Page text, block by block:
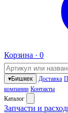
Корзина · 0
▾Бишкек Доставка
компании Контакты
Каталог
Запчасти и